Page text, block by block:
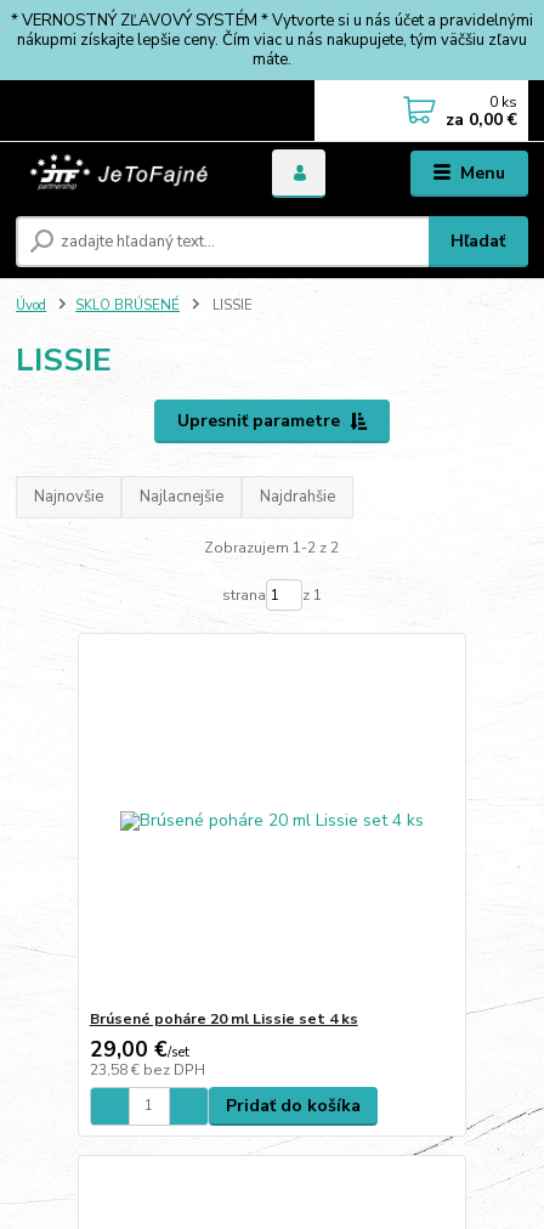
* VERNOSTNÝ ZĽAVOVÝ SYSTÉM * Vytvorte si u nás účet a pravidelnými
nákupmi získajte lepšie ceny. Čím viac u nás nakupujete, tým väčšiu zľavu
máte.
Menu
Hľadať
0 ks
za 0,00 €
Úvod SKLO BRÚSENÉ LISSIE
LISSIE
Upresniť parametre
Najnovšie Najlacnejšie Najdrahšie
Zobrazujem 1-2 z 2
strana z 1
Brúsené poháre 20 ml Lissie set 4 ks
29,00 €/set
23,58 € bez DPH
Pridať do košíka